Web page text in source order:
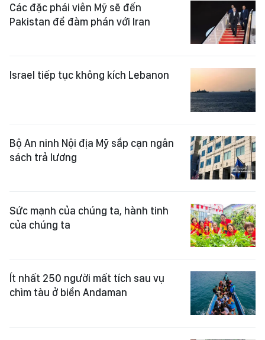
Các đặc phái viên Mỹ sẽ đến
Pakistan để đàm phán với Iran
Israel tiếp tục không kích Lebanon
Bộ An ninh Nội địa Mỹ sắp cạn ngân
sách trả lương
Sức mạnh của chúng ta, hành tinh
của chúng ta
Ít nhất 250 người mất tích sau vụ
chìm tàu ở biển Andaman